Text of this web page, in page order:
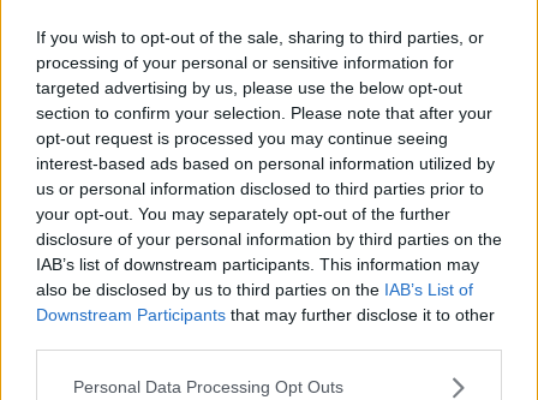
If you wish to opt-out of the sale, sharing to third parties, or
processing of your personal or sensitive information for
targeted advertising by us, please use the below opt-out
section to confirm your selection. Please note that after your
opt-out request is processed you may continue seeing
interest-based ads based on personal information utilized by
us or personal information disclosed to third parties prior to
your opt-out. You may separately opt-out of the further
disclosure of your personal information by third parties on the
IAB’s list of downstream participants. This information may
also be disclosed by us to third parties on the IAB’s List of
Downstream Participants that may further disclose it to other
Personal Data Processing Opt Outs
L'Elba ne "L'isolario" di Abraham Ortels, Ortelius
Le isole rappresentate, evidentemente le più note, sono: Corfù,
Zerbi, insula olim Lotophagitis , Sardinia, Elba, Malta olimMelita
Insula.
Abraham Ortelius è autore di“Insularum aliquot Maris Mediterranei
Descriptio, Sicilia insula descripta à Iacobo Castaldo”.
Ortels, Oertel, latinizzato Abrahamus Ortelius, che è il fondatore
della cartografia fiamminga, si stabilisce ad Anversa, il grande porto
delle Diciassette Province olandesi, come editore e cartografo.
Viaggia molto e pubblica nel 1564 una carta del mondo in Otto fogli
che conosce un grande successo. Il suo modo di lavorare è
sensibilmente differente del suo rivale e amico Mercatore: Ortelius
redige le carte per mezzo dei suoi contatti professionali o